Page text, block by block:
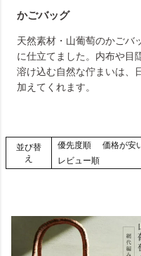
かごバッグ
天然素材・山葡萄のかごバ
に仕立てました。内布や目
溶け込む自然な佇まいは、
加えてくれます。
並び替
え
優先度順 価格が安
レビュー順